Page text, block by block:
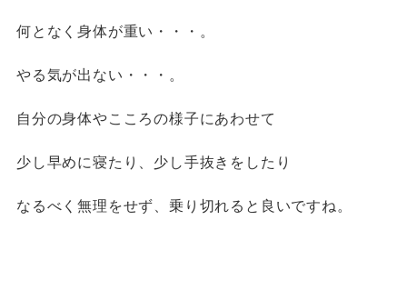
何となく身体が重い・・・。
やる気が出ない・・・。
自分の身体やこころの様子にあわせて
少し早めに寝たり、少し手抜きをしたり
なるべく無理をせず、乗り切れると良いですね。